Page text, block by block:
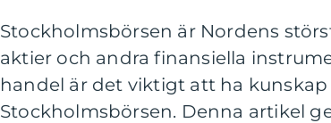
Stockholmsbörsen är Nordens
aktier och andra finansiella
handel är det viktigt att ha
Stockholmsbörsen. Denna artikel